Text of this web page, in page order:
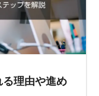
理由や進め